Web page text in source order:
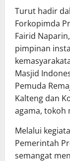
Turut hadir
Forkopimda
Fairid
pimpinan
Masjid
Pemuda
Kalteng dan
agama, tokoh
Melalui
Pemerintah
semangat